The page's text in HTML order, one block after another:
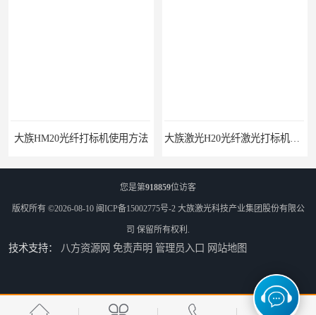
大族HM20光纤打标机使用方法
您是第918859位访客
版权所有 ©2026-08-10 闽ICP备15002775号-2 大族激光科技产业集团股份有限公
司 保留所有权利.
技术支持： 八方资源网 免责声明 管理员入口 网站地图